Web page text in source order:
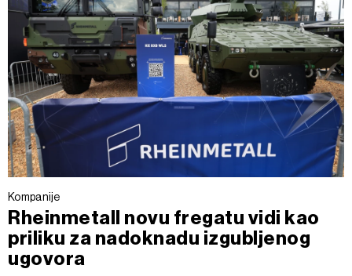
Kompanije
Rheinmetall novu fregatu vidi kao
priliku za nadoknadu izgubljenog
ugovora